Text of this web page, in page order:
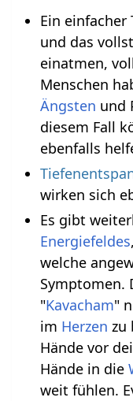
Ein
und das
einatmen,
Menschen
Ängsten und
diesem Fall
ebenfalls
wirken sich
Es gibt
Energiefeldes
welche
Symptomen.
"Kavacham"
im Herzen zu
Hände vor
Hände in die
weit fühlen.